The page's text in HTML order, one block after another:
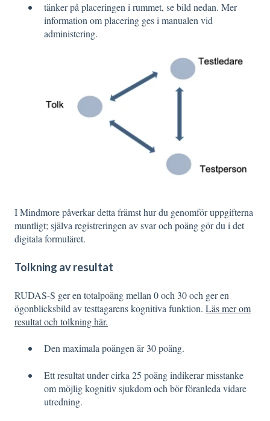
tänker på placeringen i rummet, se bild nedan. Mer
information om placering ges i manualen vid
administering.
I Mindmore påverkar detta främst hur du genomför uppgifterna
muntligt; själva registreringen av svar och poäng gör du i det
digitala formuläret.
Tolkning av resultat
RUDAS-S ger en totalpoäng mellan 0 och 30 och ger en
ögonblicksbild av testtagarens kognitiva funktion. Läs mer om
resultat och tolkning här.
Den maximala poängen är 30 poäng.
Ett resultat under cirka 25 poäng indikerar misstanke
om möjlig kognitiv sjukdom och bör föranleda vidare
utredning.